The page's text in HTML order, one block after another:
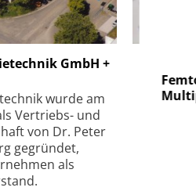
GmbH +
wurde am
Vertriebs- und
von Dr. Peter
gegründet,
als
GmbH
Raum